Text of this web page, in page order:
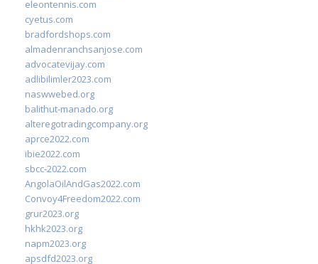
eleontennis.com
cyetus.com
bradfordshops.com
almadenranchsanjose.com
advocatevijay.com
adlibilimler2023.com
naswwebed.org
balithut-manado.org
alteregotradingcompany.org
aprce2022.com
ibie2022.com
sbcc-2022.com
AngolaOilAndGas2022.com
Convoy4Freedom2022.com
grur2023.org
hkhk2023.org
napm2023.org
apsdfd2023.org